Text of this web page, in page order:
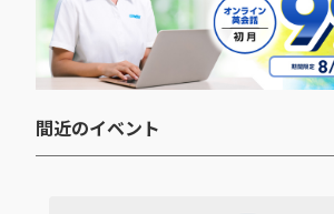
間近のイベント​